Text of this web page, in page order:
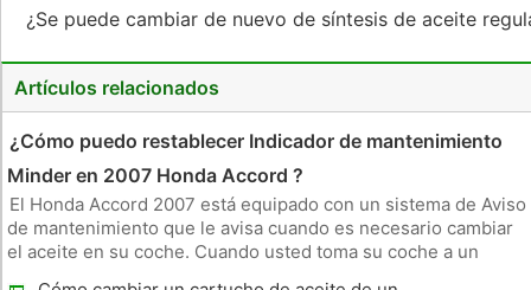
¿Se puede cambiar de nuevo de síntesis de aceite
Artículos relacionados
¿Cómo puedo restablecer Indicador de mantenimiento
Minder en 2007 Honda Accord ?
El Honda Accord 2007 está equipado con un sistema de Aviso
de mantenimiento que le avisa cuando es necesario cambiar
el aceite en su coche. Cuando usted toma su coche a un